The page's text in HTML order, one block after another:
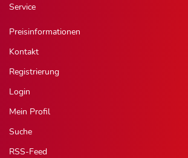
Service
Preisinformationen
Kontakt
Registrierung
Login
Mein Profil
Suche
RSS-Feed